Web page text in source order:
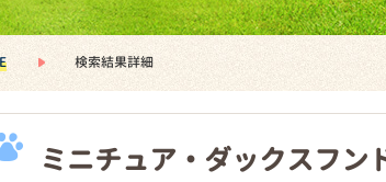
検索結果詳細
ミニチュア・ダックスフン